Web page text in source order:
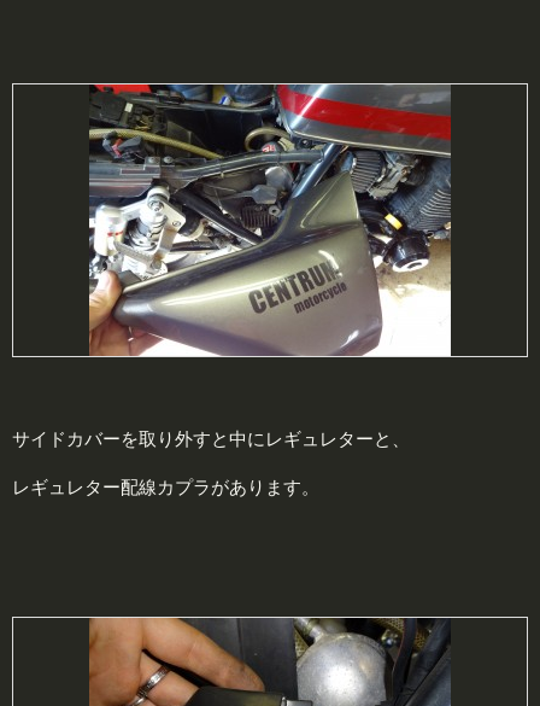
サイドカバーを取り外すと中にレギュレターと、
レギュレター配線カプラがあります。